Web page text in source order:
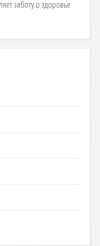
заботу о здоровье